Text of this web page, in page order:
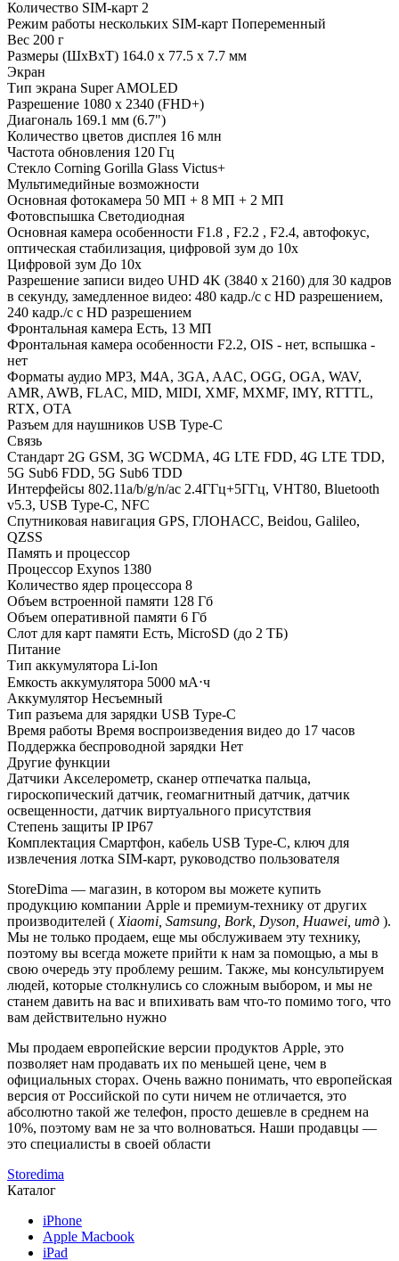
Количество SIM-карт 2
Режим работы нескольких SIM-карт Попеременный
Вес 200 г
Размеры (ШxВxТ) 164.0 x 77.5 x 7.7 мм
Экран
Тип экрана Super AMOLED
Разрешение 1080 x 2340 (FHD+)
Диагональ 169.1 мм (6.7")
Количество цветов дисплея 16 млн
Частота обновления 120 Гц
Стекло Corning Gorilla Glass Victus+
Мультимедийные возможности
Основная фотокамера 50 МП + 8 МП + 2 МП
Фотовспышка Светодиодная
Основная камера особенности F1.8 , F2.2 , F2.4, автофокус,
оптическая стабилизация, цифровой зум до 10x
Цифровой зум До 10x
Разрешение записи видео UHD 4K (3840 x 2160) для 30 кадров
в секунду, замедленное видео: 480 кадр./с с HD разрешением,
240 кадр./с с HD разрешением
Фронтальная камера Есть, 13 МП
Фронтальная камера особенности F2.2, OIS - нет, вспышка -
нет
Форматы аудио MP3, M4A, 3GA, AAC, OGG, OGA, WAV,
AMR, AWB, FLAC, MID, MIDI, XMF, MXMF, IMY, RTTTL,
RTX, OTA
Разъем для наушников USB Type-C
Связь
Стандарт 2G GSM, 3G WCDMA, 4G LTE FDD, 4G LTE TDD,
5G Sub6 FDD, 5G Sub6 TDD
Интерфейсы 802.11a/b/g/n/ac 2.4ГГц+5ГГц, VHT80, Bluetooth
v5.3, USB Type-C, NFC
Спутниковая навигация GPS, ГЛОНАСС, Beidou, Galileo,
QZSS
Память и процессор
Процессор Exynos 1380
Количество ядер процессора 8
Объем встроенной памяти 128 Гб
Объем оперативной памяти 6 Гб
Слот для карт памяти Есть, MicroSD (до 2 ТБ)
Питание
Тип аккумулятора Li-Ion
Емкость аккумулятора 5000 мА⋅ч
Аккумулятор Несъемный
Тип разъема для зарядки USB Type-C
Время работы Время воспроизведения видео до 17 часов
Поддержка беспроводной зарядки Нет
Другие функции
Датчики Акселерометр, сканер отпечатка пальца,
гироскопический датчик, геомагнитный датчик, датчик
освещенности, датчик виртуального присутствия
Степень защиты IP IP67
Комплектация Смартфон, кабель USB Type-C, ключ для
извлечения лотка SIM-карт, руководство пользователя
StoreDima — магазин, в котором вы можете купить
продукцию компании Apple и премиум-технику от других
производителей ( Xiaomi, Samsung, Bork, Dyson, Huawei, итд ).
Мы не только продаем, еще мы обслуживаем эту технику,
поэтому вы всегда можете прийти к нам за помощью, а мы в
свою очередь эту проблему решим. Также, мы консультируем
людей, которые столкнулись со сложным выбором, и мы не
станем давить на вас и впихивать вам что-то помимо того, что
вам действительно нужно
Мы продаем европейские версии продуктов Apple, это
позволяет нам продавать их по меньшей цене, чем в
официальных сторах. Очень важно понимать, что европейская
версия от Российской по сути ничем не отличается, это
абсолютно такой же телефон, просто дешевле в среднем на
10%, поэтому вам не за что волноваться. Наши продавцы —
это специалисты в своей области
Storedima
Каталог
iPhone
Apple Macbook
iPad